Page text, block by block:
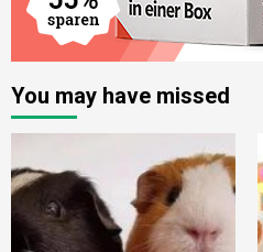
You may have missed